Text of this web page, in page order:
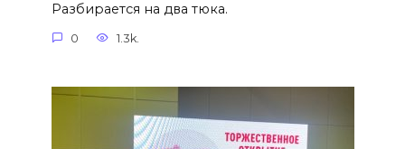
Разбирается на два тюка.
0 1.3k.